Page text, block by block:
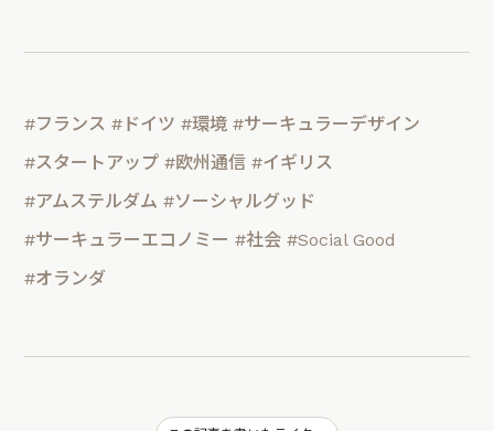
#フランス #ドイツ #環境 #サーキュラーデザイン
#スタートアップ #欧州通信 #イギリス
#アムステルダム #ソーシャルグッド
#サーキュラーエコノミー #社会 #Social Good
#オランダ